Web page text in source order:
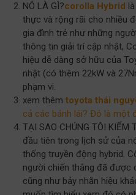
NÓ LÀ GÌ?corolla Hybrid
thực và rộng rãi cho nhiều
gia đình trẻ như những
thông tin giải trí cập nhật,
hiệu dễ dàng sở hữu của
nhật (có thêm 22kW và
phạm vi.
xem thêmtoyota thái
cả các bánh lái? Đó là một
TẠI SAO CHÚNG TÔI KIỂM
đầu tiên trong lịch sử của
thống truyền động hybrid.
người chiến thắng đã được
cũng như bảy nhãn hiệu